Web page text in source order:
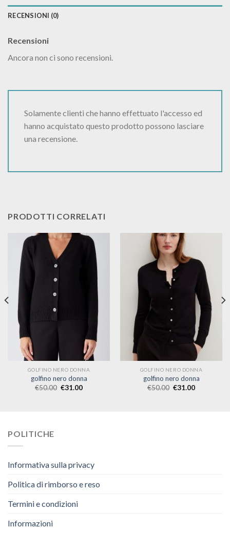
RECENSIONI (0)
Recensioni
Ancora non ci sono recensioni.
Solamente clienti che hanno effettuato l'accesso ed
hanno acquistato questo prodotto possono lasciare
una recensione.
PRODOTTI CORRELATI
GOLFINO NERO DONNA
golfino nero donna
€50.00 €31.00
GOLFINO NERO DONNA
golfino nero donna
€50.00 €31.00
POLITICHE
Informativa sulla privacy
Politica di rimborso e reso
Termini e condizioni
Informazioni